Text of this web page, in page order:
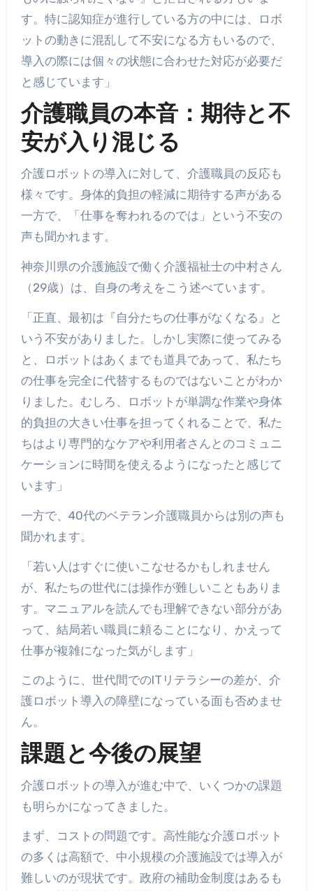
す。特に認知症が進行している方の中には、ロボ
ットの動きに混乱して不安になる方もいるので、
導入の際には個々の状態に合わせた対応が必要だ
と感じています」
介護職員の本音：期待と不
安が入り混じる
介護ロボットの導入に対して、介護職員の反応も
様々です。身体的負担の軽減に期待する声がある
一方で、「仕事を奪われるのでは」という不安の
声も聞かれます。
神奈川県の介護施設で働く介護福祉士の中村さん
（29歳）は、自身の考えをこう述べています。
「正直、最初は『自分たちの仕事がなくなる』と
いう不安がありました。しかし実際に使ってみる
と、ロボットはあくまでも道具であって、私たち
の仕事を完全に代替するものではないことがわか
りました。むしろ、ロボットが単調な作業や身体
的負担の大きい仕事を担ってくれることで、私た
ちはより専門的なケアや利用者さんとのコミュニ
ケーションに時間を使えるようになったと感じて
います」
一方で、40代のベテラン介護職員からは別の声も
聞かれます。
「若い人はすぐに使いこなせるかもしれません
が、私たちの世代には操作が難しいこともありま
す。マニュアルを読んでも理解できない部分があ
って、結局若い職員に頼ることになり、かえって
仕事が複雑になった気がします」
このように、世代間でのITリテラシーの差が、介
護ロボット導入の障壁になっている面も否めませ
ん。
課題と今後の展望
介護ロボットの導入が進む中で、いくつかの課題
も明らかになってきました。
まず、コストの問題です。高性能な介護ロボット
の多くは高額で、中小規模の介護施設では導入が
難しいのが現状です。政府の補助金制度はあるも